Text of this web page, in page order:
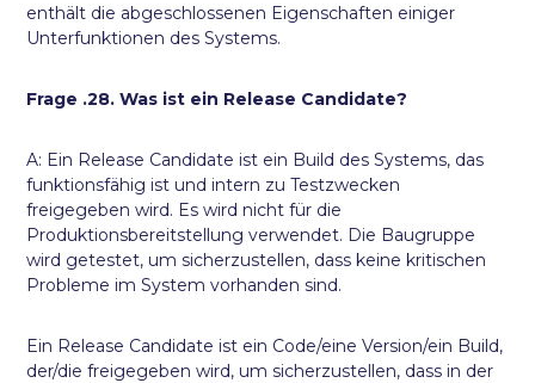
enthält die abgeschlossenen Eigenschaften einiger
Unterfunktionen des Systems.
Frage .28. Was ist ein Release Candidate?
A: Ein Release Candidate ist ein Build des Systems, das
funktionsfähig ist und intern zu Testzwecken
freigegeben wird. Es wird nicht für die
Produktionsbereitstellung verwendet. Die Baugruppe
wird getestet, um sicherzustellen, dass keine kritischen
Probleme im System vorhanden sind.
Ein Release Candidate ist ein Code/eine Version/ein Build,
der/die freigegeben wird, um sicherzustellen, dass in der